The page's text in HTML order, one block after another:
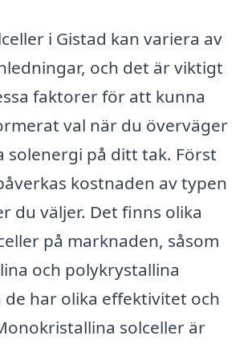
i Gistad kan variera av
och det är viktigt
faktorer för att kunna
val när du överväger
solenergi på ditt tak. Först
kostnaden av typen
du väljer. Det finns olika
på marknaden, såsom
och polykrystallina
de har olika effektivitet och
solceller är